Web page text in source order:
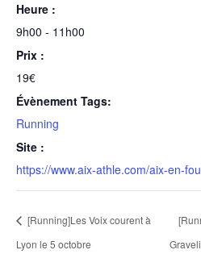
Heure :
9h00 - 11h00
Prix :
19€
Évènement Tags:
Running
Site :
https://www.aix-athle.com/aix-en-
[Running]Les Voix courent à
Lyon le 5 octobre